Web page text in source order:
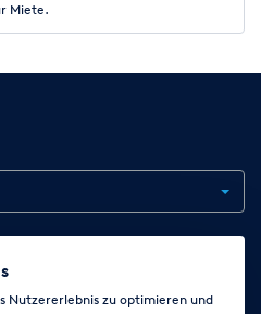
Miete.
Cookie-Einstellungen ändern
Nutzererlebnis zu optimieren und